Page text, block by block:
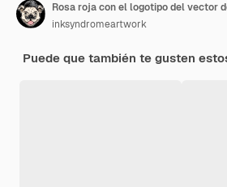
Rosa roja con el logotipo del vector
inksyndromeartwork
Puede que también te gusten